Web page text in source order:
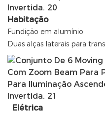
Habitação
Fundição em alumínio
Duas alças laterais para
Elétrica